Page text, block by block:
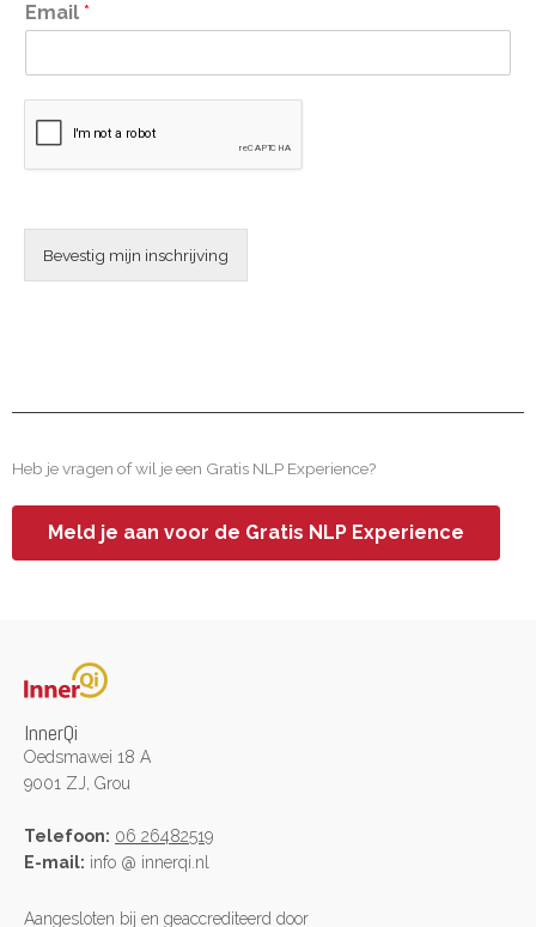
Email *
Bevestig mijn inschrijving
Heb je vragen of wil je een Gratis NLP Experience?
Meld je aan voor de Gratis NLP Experience
InnerQi
Oedsmawei 18 A
9001 ZJ, Grou
Telefoon: 06 26482519
E-mail: info @ innerqi.nl
Aangesloten bij en geaccrediteerd door